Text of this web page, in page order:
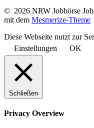
© 2026 NRW Jobbörse
mit dem Mesmerize-Theme
Diese Webseite nutzt zur
Einstellungen
OK
Schließen
Privacy Overview